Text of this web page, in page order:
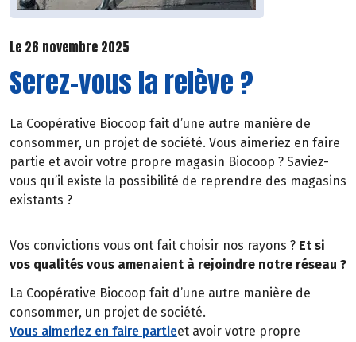
Le 26 novembre 2025
Serez-vous la relève ?
La Coopérative Biocoop fait d’une autre manière de
consommer, un projet de société. Vous aimeriez en faire
partie et avoir votre propre magasin Biocoop ? Saviez-
vous qu’il existe la possibilité de reprendre des magasins
existants ?
Vos convictions vous ont fait choisir nos rayons ? Et si
vos qualités vous amenaient à rejoindre notre réseau ?
La Coopérative Biocoop fait d’une autre manière de
consommer, un projet de société.
Vous aimeriez en faire partieet avoir votre propre